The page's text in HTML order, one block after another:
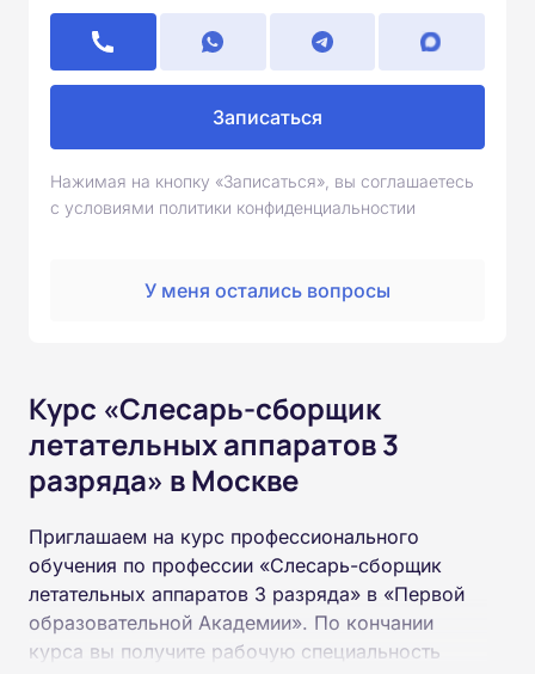
Записаться
Нажимая на кнопку «Записаться», вы соглашаетесь
с условиями политики конфиденциальностии
У меня остались вопросы
Курс «Слесарь-сборщик
летательных аппаратов 3
разряда» в Москве
Приглашаем на курс профессионального
обучения по профессии «Слесарь-сборщик
летательных аппаратов 3 разряда» в «Первой
образовательной Академии». По кончании
курса вы получите рабочую специальность